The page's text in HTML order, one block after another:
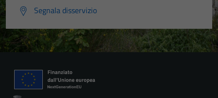
Segnala disservizio